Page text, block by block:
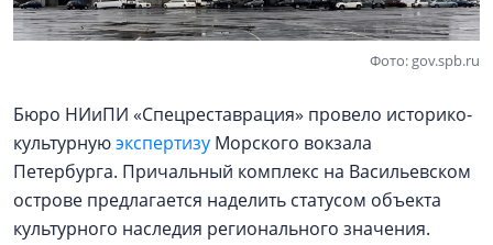
Фото: gov.spb.ru
Бюро НИиПИ «Спецреставрация» провело историко-
культурнуюэкспертизу Морского вокзала
Петербурга. Причальный комплекс на Васильевском
острове предлагается наделить статусом объекта
культурного наследия регионального значения.